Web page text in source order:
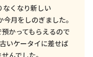
なくなり新しい
月をしのぎました。
かってもらえるので
いケータイに差せば
んでした。